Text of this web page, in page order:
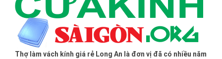
Thợ làm vách kính giá rẻ Long An là đơn vị đã có nhiều năm